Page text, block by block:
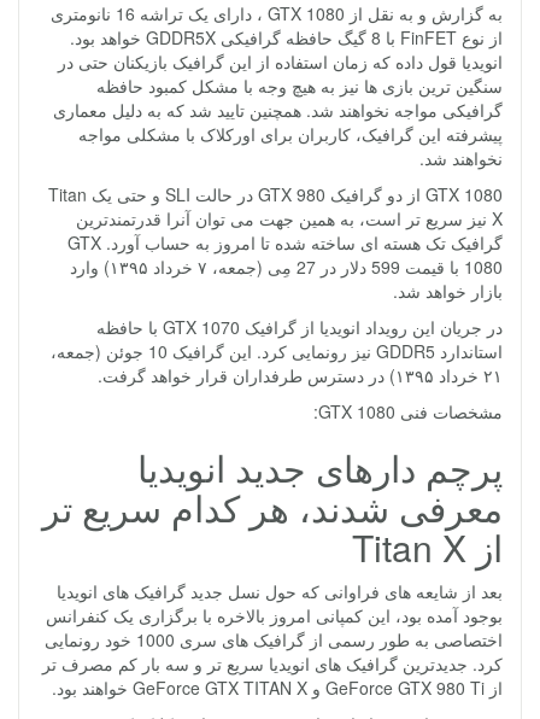
به گزارش و به نقل از GTX 1080 ، دارای یک تراشه 16 نانومتری
از نوع FinFET با 8 گیگ حافظه گرافیکی GDDR5X خواهد بود.
انویدیا قول داده که زمان استفاده از این گرافیک بازیکنان حتی در
سنگین ترین بازی ها نیز به هیچ وجه با مشکل کمبود حافظه
گرافیکی مواجه نخواهند شد. همچنین تایید شد که به دلیل معماری
پیشرفته این گرافیک، کاربران برای اورکلاک با مشکلی مواجه
نخواهند شد.
GTX 1080 از دو گرافیک GTX 980 در حالت SLI و حتی یک Titan
X نیز سریع تر است، به همین جهت می توان آنرا قدرتمندترین
گرافیک تک هسته ای ساخته شده تا امروز به حساب آورد. GTX
1080 با قیمت 599 دلار در 27 مِی (جمعه، ۷ خرداد ۱۳۹۵) وارد
بازار خواهد شد.
در جریان این رویداد انویدیا از گرافیک GTX 1070 با حافظه
استاندارد GDDR5 نیز رونمایی کرد. این گرافیک 10 جوئن (جمعه،
۲۱ خرداد ۱۳۹۵) در دسترس طرفداران قرار خواهد گرفت.
مشخصات فنی GTX 1080:
پرچم دارهای جدید انویدیا
معرفی شدند، هر کدام سریع تر
از Titan X
بعد از شایعه های فراوانی که حول نسل جدید گرافیک های انویدیا
بوجود آمده بود، این کمپانی امروز بالاخره با برگزاری یک کنفرانس
اختصاصی به طور رسمی از گرافیک های سری 1000 خود رونمایی
کرد. جدیدترین گرافیک های انویدیا سریع تر و سه بار کم مصرف تر
از GeForce GTX 980 Ti و GeForce GTX TITAN X خواهند بود.